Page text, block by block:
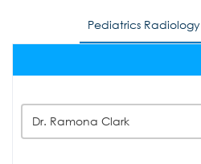
Pediatrics Radiology
Dr. Ramona Clark